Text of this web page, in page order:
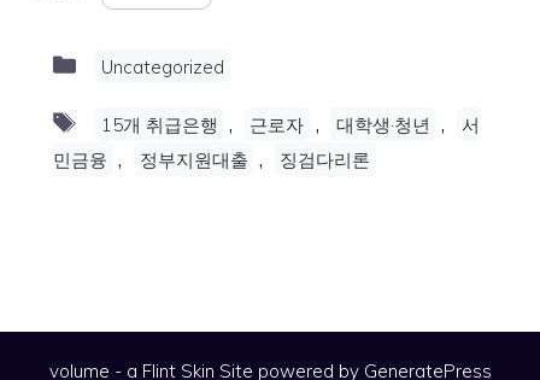
Categories
Uncategorized
Tags
15개 취급은행 , 근로자 , 대학생·청년 ,
서
민금융 , 정부지원대출 , 징검다리론
volume - a Flint Skin Site powered by GeneratePress